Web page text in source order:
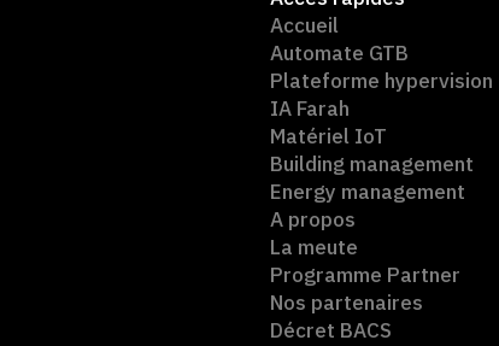
Accueil
Automate GTB
Plateforme hypervision
IA Farah
Matériel IoT
Building management
Energy management
A propos
La meute
Programme Partner
Nos partenaires
Décret BACS